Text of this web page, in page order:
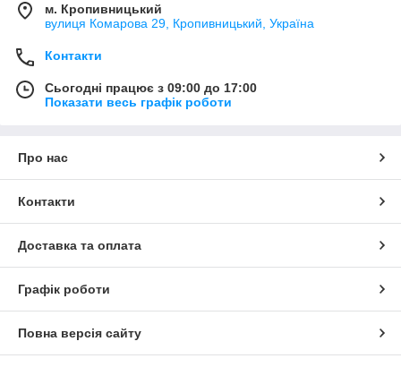
м. Кропивницький
вулиця Комарова 29, Кропивницький, Україна
Контакти
Сьогодні працює з 09:00 до 17:00
Показати весь графік роботи
Про нас
Контакти
Доставка та оплата
Графік роботи
Повна версія сайту